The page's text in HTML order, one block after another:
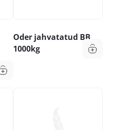
Oder jahvatatud BB
1000kg